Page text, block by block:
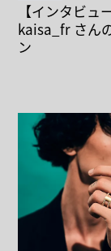
【インタビュ
kaisa_fr さん
ン